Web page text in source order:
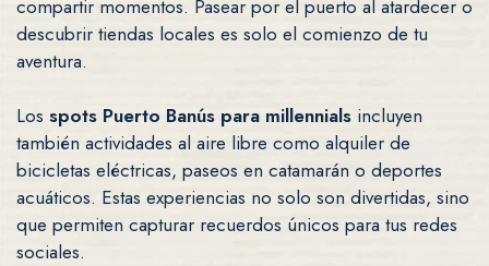
compartir momentos. Pasear por el puerto al atardecer o
descubrir tiendas locales es solo el comienzo de tu
aventura.
Los spots Puerto Banús para millennials incluyen
también actividades al aire libre como alquiler de
bicicletas eléctricas, paseos en catamarán o deportes
acuáticos. Estas experiencias no solo son divertidas, sino
que permiten capturar recuerdos únicos para tus redes
sociales.